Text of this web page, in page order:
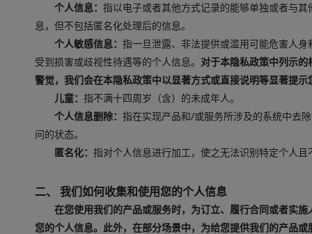
个人信息： 指以电子或者其他方式记录的能够单独或者与
息，但不包括匿名化处理后的信息。
个人敏感信息： 指一旦泄露、非法提供或滥用可能危害人
受到损害或歧视性待遇等的个人信息。 对于本隐私政策中列示
警觉，我们会在本隐私政策中以显著方式或直接说明等显著提示
儿童： 指不满十四周岁（含）的未成年人。
个人信息删除： 指在实现产品和/或服务所涉及的系统中去
问的状态。
匿名化： 指对个人信息进行加工，使之无法识别特定个人且
二、 我们如何收集和使用您的个人信息
在您使用我们的产品或服务时，为订立、履行合同或者实
您的个人信息。此外，在部分场景中，为给您提供我们的产品或